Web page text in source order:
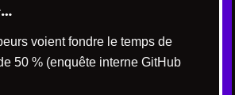
voient fondre le temps de
50 % (enquête interne GitHub